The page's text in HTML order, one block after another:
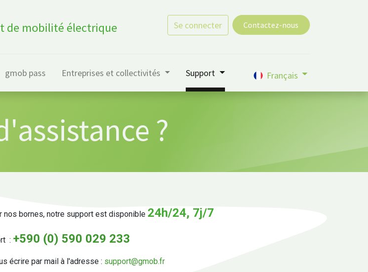
de mobilité électrique Se connecter Contactez-nous
gmob pass Entreprises et collectivités Support Français
?
nos bornes, notre support est disponible 24h/24, 7j/7
: +590 (0) 590 029 233
écrire par mail à l'adresse : support@gmob.fr